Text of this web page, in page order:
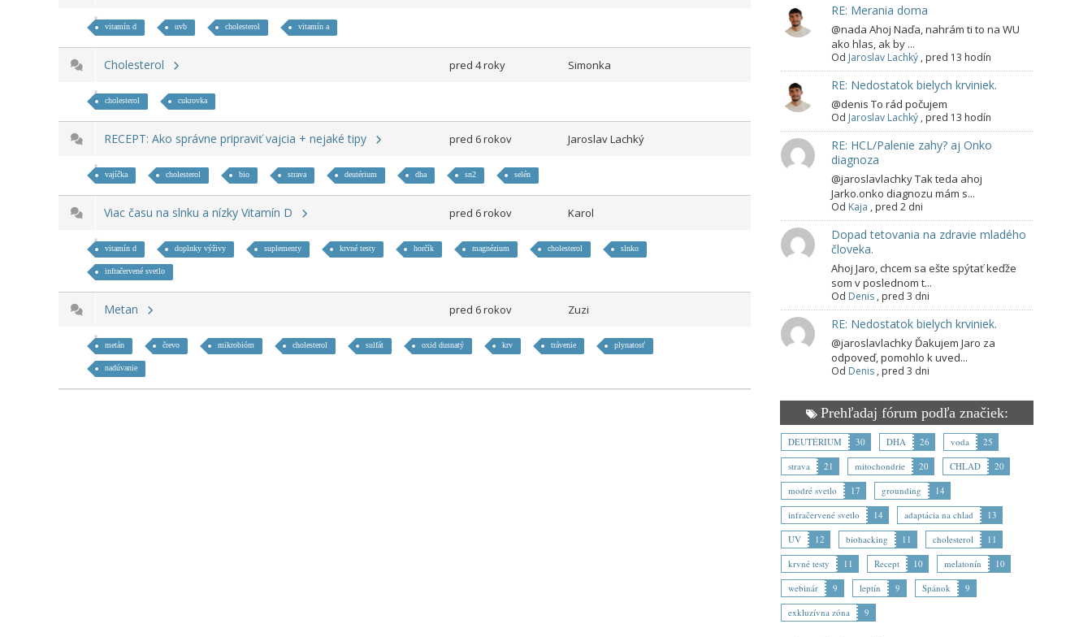
vitamín d uvb cholesterol vitamín a
Cholesterol pred 4 roky Simonka
cholesterol cukrovka
RECEPT: Ako správne pripraviť vajcia + nejaké tipy pred 6 rokov Jaroslav Lachký
vajíčka cholesterol bio strava deutérium dha sn2 selén
Viac času na slnku a nízky Vitamín D pred 6 rokov Karol
vitamín d doplnky výživy suplementy krvné testy horčík magnézium cholesterol slnko
infračervené svetlo
Metan pred 6 rokov Zuzi
metán črevo mikrobióm cholesterol sulfát oxid dusnatý krv trávenie plynatosť
nadúvanie
RE: Merania doma
@nada Ahoj Naďa, nahrám ti to na WU
ako hlas, ak by ...
Od Jaroslav Lachký , pred 13 hodín
RE: Nedostatok bielych krviniek.
@denis To rád počujem
Od Jaroslav Lachký , pred 13 hodín
RE: HCL/Palenie zahy? aj Onko
diagnoza
@jaroslavlachky Tak teda ahoj
Jarko.onko diagnozu mám s...
Od Kaja , pred 2 dni
Dopad tetovania na zdravie mladého
človeka.
Ahoj Jaro, chcem sa ešte spýtať keďže
som v poslednom t...
Od Denis , pred 3 dni
RE: Nedostatok bielych krviniek.
@jaroslavlachky Ďakujem Jaro za
odpoveď, pomohlo k uved...
Od Denis , pred 3 dni
Prehľadaj fórum podľa značiek:
DEUTÉRIUM 30 DHA 26 voda
25
strava
21 mitochondrie 20 CHLAD
20
modré svetlo
17 grounding
14
infračervené svetlo
14 adaptácia na chlad
13
UV
12 biohacking 11 cholesterol
11
krvné testy
11 Recept 10 melatonín
10
webinár
9 leptín 9 Spánok
9
exkluzívna zóna
9